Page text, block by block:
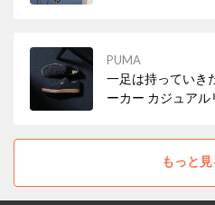
PUMA
一足は持っていき
ーカー カジュアル
もっと見